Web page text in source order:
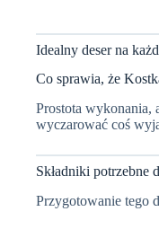
Idealny deser na
Co sprawia, że
Prostota wykonania,
wyczarować coś
Składniki potrzebne
Przygotowanie tego